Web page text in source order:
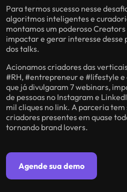
Para termos sucesso nesse
algoritmos inteligentes e
montamos um poderoso Creators
impactar e gerar interesse
dos talks.
Acionamos criadores das
#RH, #entrepreneur e #lifestyle e
que já divulgaram 7 webinars,
de pessoas no Instagram e
mil cliques no link. A parceria tem
criadores presentes em quase
tornando brand lovers.
Agende sua demo